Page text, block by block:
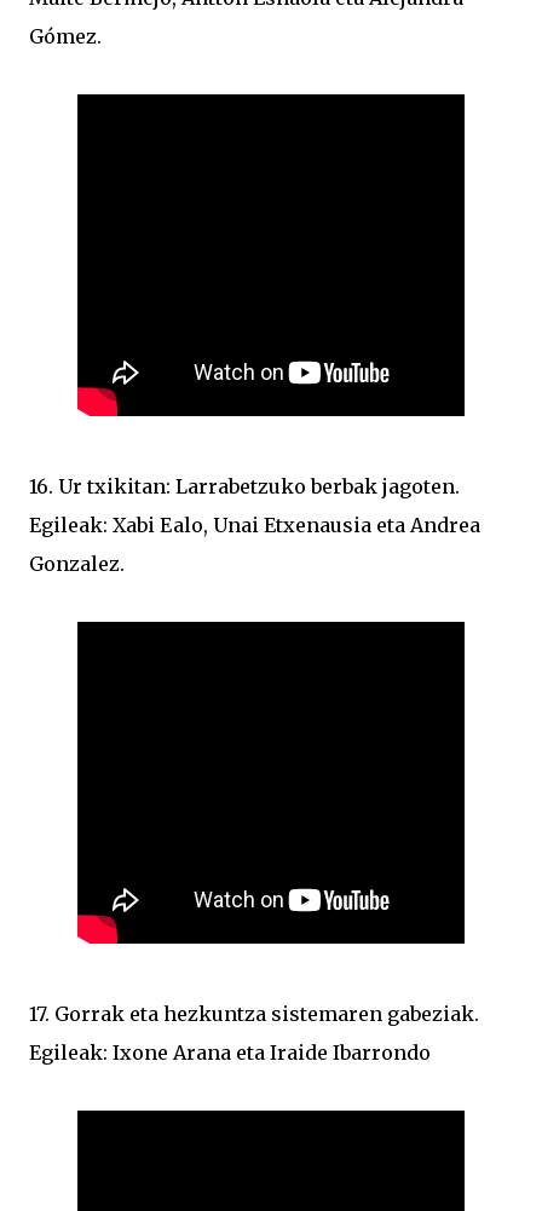
Gómez.
16. Ur txikitan: Larrabetzuko berbak jagoten.
Egileak: Xabi Ealo, Unai Etxenausia eta Andrea
Gonzalez.
17. Gorrak eta hezkuntza sistemaren gabeziak.
Egileak: Ixone Arana eta Iraide Ibarrondo